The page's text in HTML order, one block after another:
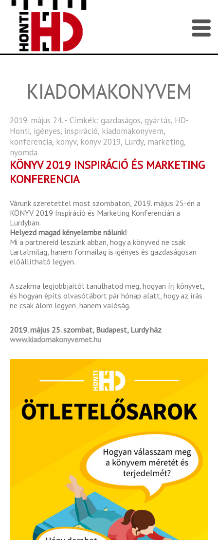
KIADOMAKONYVEM
2019. május 24. - Címkék: gazdaságos, gyártás, HD-
Honti, igényes, inspiráció, kiadomakonyvem,
konferencia, könyv, könyv 2019, Lurdy, marketing,
nyomda
KÖNYV 2019 INSPIRÁCIÓ ÉS MARKETING
KONFERENCIA
Várunk szeretettel most szombaton, 2019. május 25-én a
KÖNYV 2019 Inspiráció és Marketing Konferencián a
Lurdyban.
Helyezd magad kényelembe nálunk!
Mi a partnereid leszünk abban, hogy a könyved ne csak
tartalmilag, hanem formailag is igényes és gazdaságosan
előállítható legyen.
A szakma legjobbjaitól tanulhatod meg, hogyan írj könyvet,
és hogyan építs olvasótábort pár hónap alatt, hogy az írás
ne csak álom legyen, hanem valóság.
2019. május 25. szombat, Budapest, Lurdy ház
www.kiadomakonyvemet.hu